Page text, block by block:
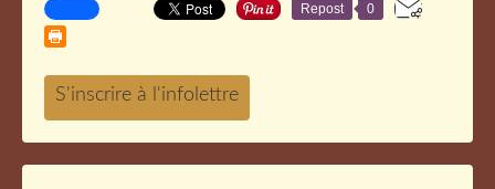
Repost 0